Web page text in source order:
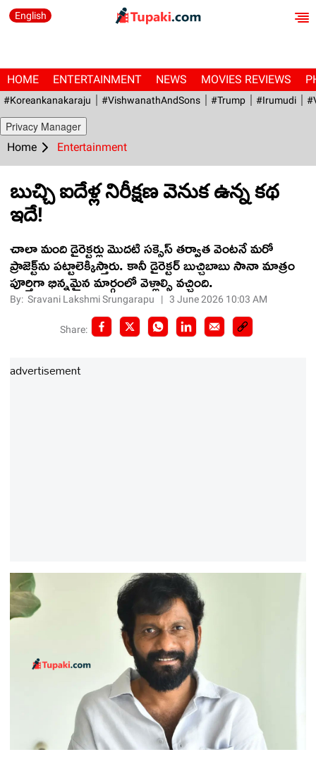
English
HOME ENTERTAINMENT NEWS MOVIES REVIEWS
#Koreankanakaraju #VishwanathAndSons #Trump #irumudi
Privacy Manager
Home Entertainment
బుచ్చి ఐదేళ్ల నిరీక్షణ వెనుక ఉన్న కథ
ఇదే!
చాలా మంది డైరెక్ట‌ర్లు మొద‌టి స‌క్సెస్ త‌ర్వాత వెంటనే మరో
ప్రాజెక్ట్‌ను పట్టాలెక్కిస్తారు. కానీ డైరెక్ట‌ర్ బుచ్చిబాబు సానా మాత్రం
పూర్తిగా భిన్నమైన మార్గంలో వెళ్లాల్సి వ‌చ్చింది.
By:Sravani Lakshmi Srungarapu |3 June 2026 10:03 AM
Share:
advertisement